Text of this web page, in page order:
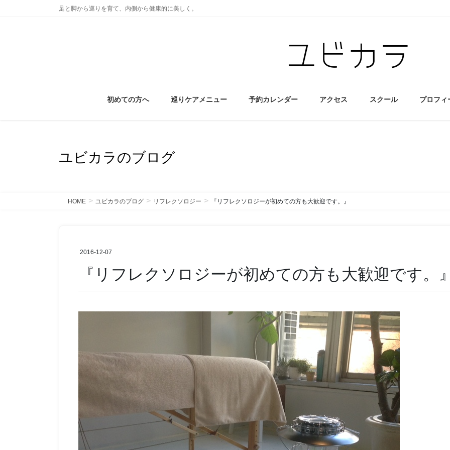
足と脚から巡りを育て、内側から健康的に美しく。
初めての方へ 巡りケアメニュー 予約カレンダー アクセス スクール プロフィ
ユビカラのブログ
HOME ユビカラのブログ リフレクソロジー 『リフレクソロジーが初めての方も大歓迎です。』
2016-12-07
『リフレクソロジーが初めての方も大歓迎です。』